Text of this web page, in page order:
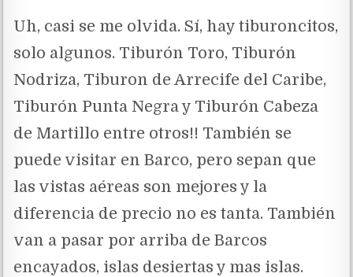
Uh, casi se me olvida. Sí, hay tiburoncitos,
solo algunos. Tiburón Toro, Tiburón
Nodriza, Tiburon de Arrecife del Caribe,
Tiburón Punta Negra y Tiburón Cabeza
de Martillo entre otros!! También se
puede visitar en Barco, pero sepan que
las vistas aéreas son mejores y la
diferencia de precio no es tanta. También
van a pasar por arriba de Barcos
encayados, islas desiertas y mas islas.